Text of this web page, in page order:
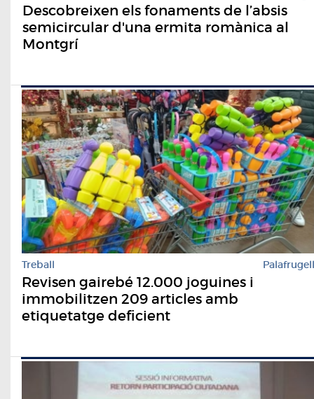
Descobreixen els fonaments de l’absis
semicircular d'una ermita romànica al
Montgrí
Treball Palafrugell
Revisen gairebé 12.000 joguines i
immobilitzen 209 articles amb
etiquetatge deficient